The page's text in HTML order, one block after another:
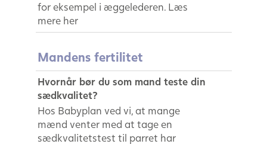
for eksempel i æggelederen. Læs
mere her
Mandens fertilitet
Hvornår bør du som mand teste din
sædkvalitet?
Hos Babyplan ved vi, at mange
mænd venter med at tage en
sædkvalitetstest til parret har